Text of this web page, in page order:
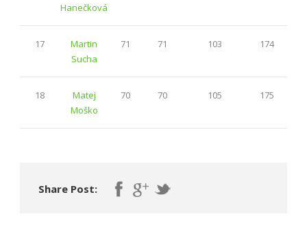
Hanečková
17
Martin
Sucha
71 71 103 174
18
Matej
Moško
70 70 105 175
Share Post: